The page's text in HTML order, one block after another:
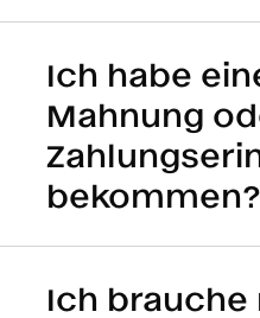
Ich habe
Mahnung
bekommen?
Ich brauche